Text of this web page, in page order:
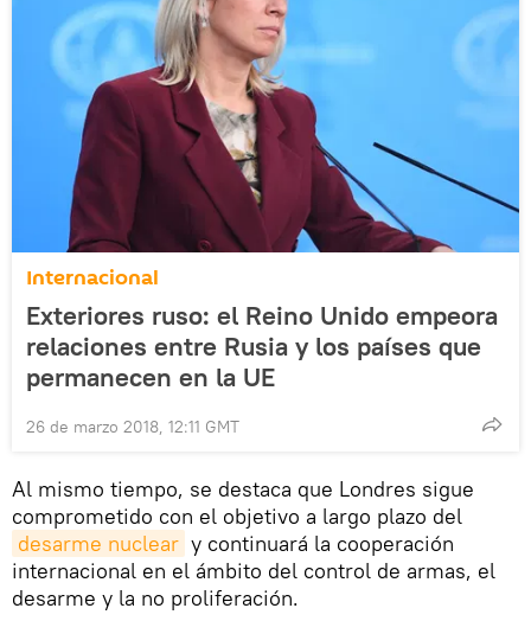
Internacional
Exteriores ruso: el Reino Unido empeora
relaciones entre Rusia y los países que
permanecen en la UE
26 de marzo 2018, 12:11 GMT
Al mismo tiempo, se destaca que Londres sigue
comprometido con el objetivo a largo plazo del
desarme nuclear y continuará la cooperación
internacional en el ámbito del control de armas, el
desarme y la no proliferación.